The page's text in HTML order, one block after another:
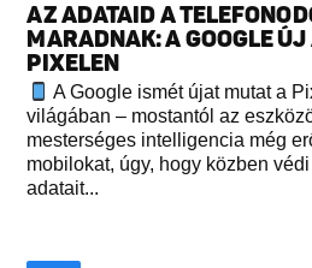
AZ ADATAID A
MARADNAK: A GOOGLE
PIXELEN
A Google ismét újat mutat a
világában – mostantól az
mesterséges intelligencia még
mobilokat, úgy, hogy közben
adatait...